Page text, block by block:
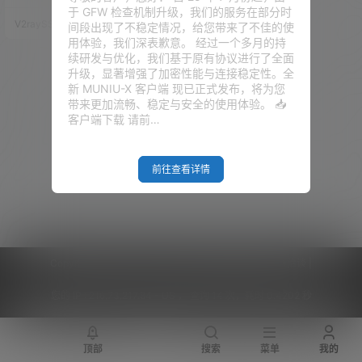
后门，没有这样的。。。。。）
在此感谢 wulabing_v2ray GitHu
b 项目地址：点击访问 YouTube
视频观看地址：点击访问 2019-1
2-30更新如下 本次更新内容较
多，并存在部分代码重构及合
并，请留意，建议用户使用新版
管理脚本时 先执行卸载后 重新安
装对应版本 新…
V2raySSR综合网 20年1月2日
于 GFW 检查机制升级，我们的服务在部分时
间段出现了不稳定情况，给您带来了不佳的使
用体验，我们深表歉意。 经过一个多月的持
续研发与优化，我们基于原有协议进行了全面
升级，显著增强了加密性能与连接稳定性。全
新 MUNIU-X 客户端 现已正式发布，将为您
带来更加流畅、稳定与安全的使用体验。 📥
客户端下载 请前…
前往查看详情
顶部 搜索 菜单 我的